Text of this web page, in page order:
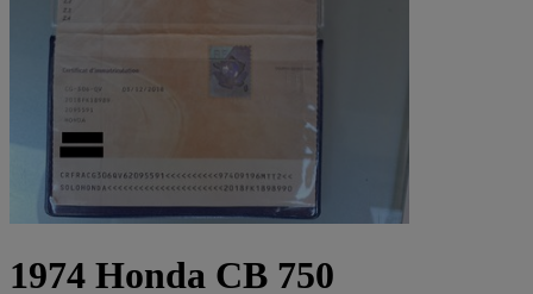
1974 Honda CB 750